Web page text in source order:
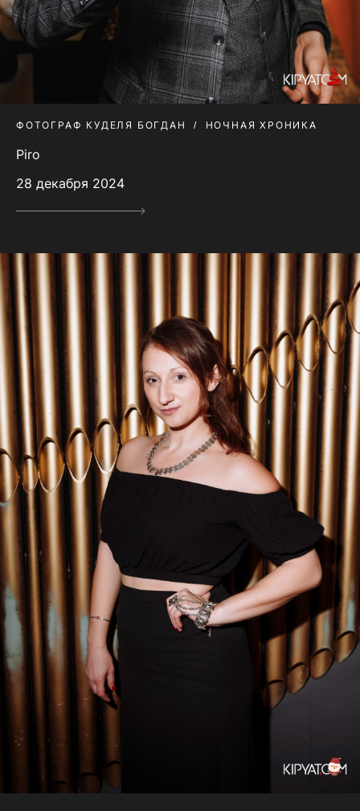
ФОТОГРАФ КУДЕЛЯ БОГДАН НОЧНАЯ ХРОНИКА
Piro
28 декабря 2024